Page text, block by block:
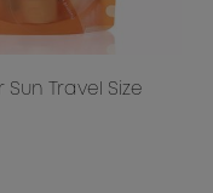
Sun Travel Size